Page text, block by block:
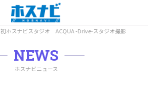
初ホスナビスタジオ ACQUA -Drive-スタジオ撮影
NEWS
ホスナビニュース